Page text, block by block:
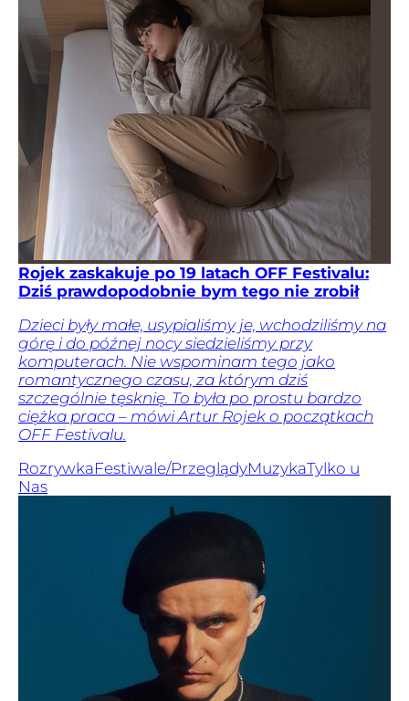
Rojek zaskakuje po 19 latach OFF Festivalu:
Dziś prawdopodobnie bym tego nie zrobił
Dzieci były małe, usypialiśmy je, wchodziliśmy na
górę i do późnej nocy siedzieliśmy przy
komputerach. Nie wspominam tego jako
romantycznego czasu, za którym dziś
szczególnie tęsknię. To była po prostu bardzo
ciężka praca – mówi Artur Rojek o początkach
OFF Festivalu.
RozrywkaFestiwale/PrzeglądyMuzykaTylko u
Nas